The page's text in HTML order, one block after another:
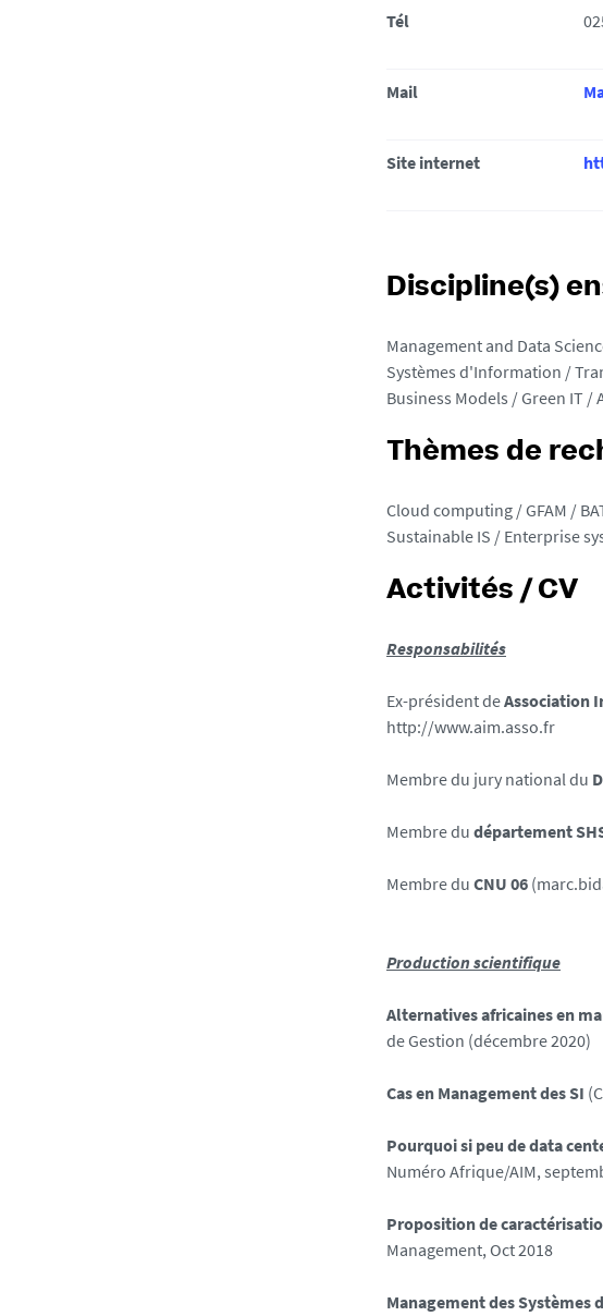
Tél
Mail
Site internet
Discipline(s)
Management and Data
Systèmes d'Information /
Business Models / Green IT
Thèmes de
Cloud computing / GFAM /
Sustainable IS / Enterprise
Activités / CV
Responsabilités
Ex-président deAssociation
http://www.aim.asso.fr
Membre du jury national du
Membre du département
Membre du CNU 06
Production scientifique
Alternatives africaines en
de Gestion (décembre 2020)
Cas en Management des SI
Pourquoi si peu de data
Numéro Afrique/AIM,
Proposition de
Management, Oct 2018
Management des